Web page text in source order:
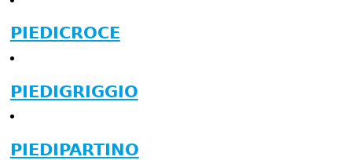
PIEDICROCE
PIEDIGRIGGIO
PIEDIPARTINO